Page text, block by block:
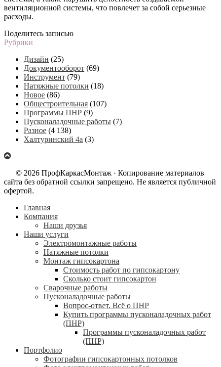
вентиляционной системы, что повлечет за собой серьезные
расходы.
Поделитесь записью
Рубрики
Дизайн (25)
Документооборот (69)
Инструмент (79)
Натяжные потолки (18)
Новое (86)
Общестроительная (107)
Программы ПНР (9)
Пусконаладочные работы (7)
Разное (4 138)
Халтуринский 4а (3)
© 2026 ПрофКаркасМонтаж · Копирование материалов
сайта без обратной ссылки запрещено. Не является публичной
офертой.
Главная
Компания
Наши друзья
Наши услуги
Электромонтажные работы
Натяжные потолки
Монтаж гипсокартона
Стоимость работ по гипсокартону
Сколько стоит гипсокартон
Сварочные работы
Пусконаладочные работы
Вопрос-ответ. Всё о ПНР
Купить программы пусконаладочных работ
(ПНР)
Программы пусконаладочных работ
(ПНР)
Портфолио
Фотографии гипсокартонных потолков